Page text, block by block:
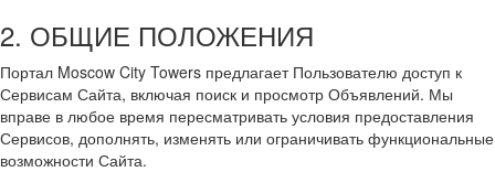
2. ОБЩИЕ ПОЛОЖЕНИЯ
Портал Moscow City Towers предлагает Пользователю доступ к
Сервисам Сайта, включая поиск и просмотр Объявлений. Мы
вправе в любое время пересматривать условия предоставления
Сервисов, дополнять, изменять или ограничивать функциональные
возможности Сайта.